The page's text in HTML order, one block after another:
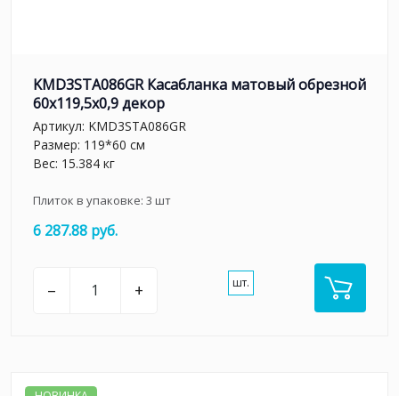
KMD3STA086GR Касабланка матовый обрезной
60x119,5x0,9 декор
Артикул: KMD3STA086GR
Размер: 119*60 см
Вес: 15.384 кг
Плиток в упаковке: 3 шт
6 287.88 руб.
– + шт.